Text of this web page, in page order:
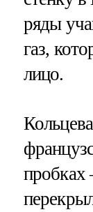
ряды
газ,
лицо.
пробках